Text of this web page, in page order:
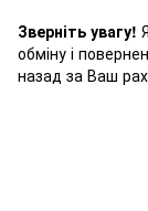
Зверніть увагу!
обміну і
назад за Ваш